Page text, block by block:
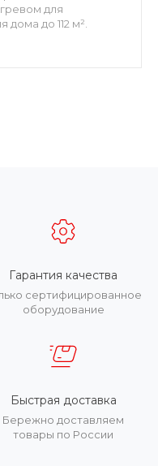
для
до 112 м².
Гарантия качества
сертифицированное
оборудование
Быстрая доставка
Бережно доставляем
товары по России